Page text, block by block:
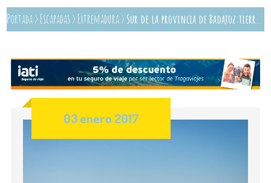
Portada> Escapadas > Extremadura> Sur de la provincia de Badajoz:tierra de ibéricos y pasado árabe-judío
03 enero 2017